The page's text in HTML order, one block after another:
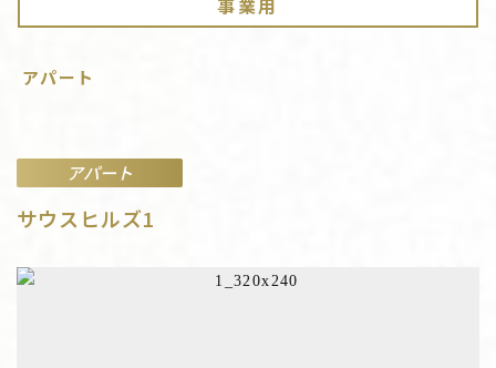
事業用
アパート
アパート
サウスヒルズ1